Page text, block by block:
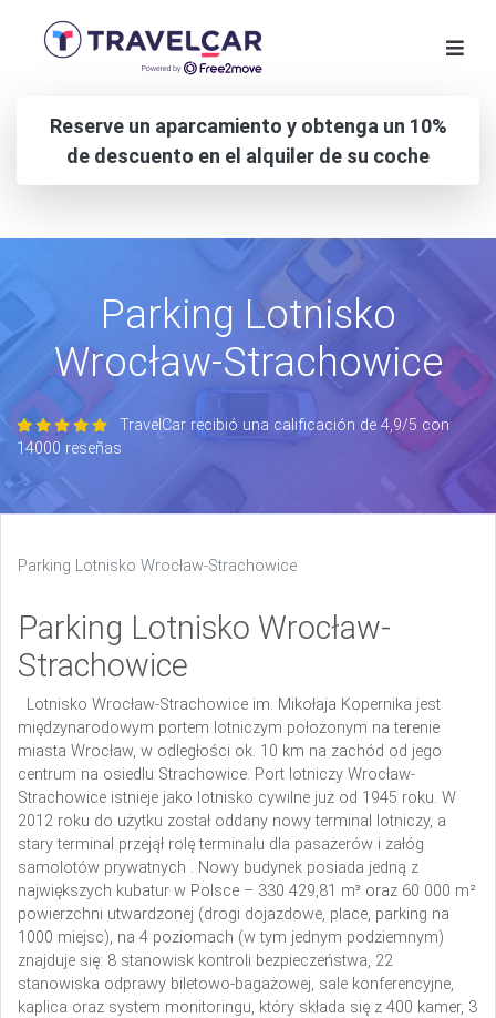
Reserve un aparcamiento y obtenga un 10%
de descuento en el alquiler de su coche
Parking Lotnisko
Wrocław-Strachowice
TravelCar recibió una calificación de 4,9/5 con
14000 reseñas
Parking Lotnisko Wrocław-Strachowice
Parking Lotnisko Wrocław-
Strachowice
Lotnisko Wrocław-Strachowice im. Mikołaja Kopernika jest
międzynarodowym portem lotniczym położonym na terenie
miasta Wrocław, w odległości ok. 10 km na zachód od jego
centrum na osiedlu Strachowice. Port lotniczy Wrocław-
Strachowice istnieje jako lotnisko cywilne już od 1945 roku. W
2012 roku do użytku został oddany nowy terminal lotniczy, a
stary terminal przejął rolę terminalu dla pasażerów i załóg
samolotów prywatnych . Nowy budynek posiada jedną z
największych kubatur w Polsce – 330 429,81 m³ oraz 60 000 m²
powierzchni utwardzonej (drogi dojazdowe, place, parking na
1000 miejsc), na 4 poziomach (w tym jednym podziemnym)
znajduje się: 8 stanowisk kontroli bezpieczeństwa, 22
stanowiska odprawy biletowo-bagażowej, sale konferencyjne,
kaplica oraz system monitoringu, który składa się z 400 kamer, 3